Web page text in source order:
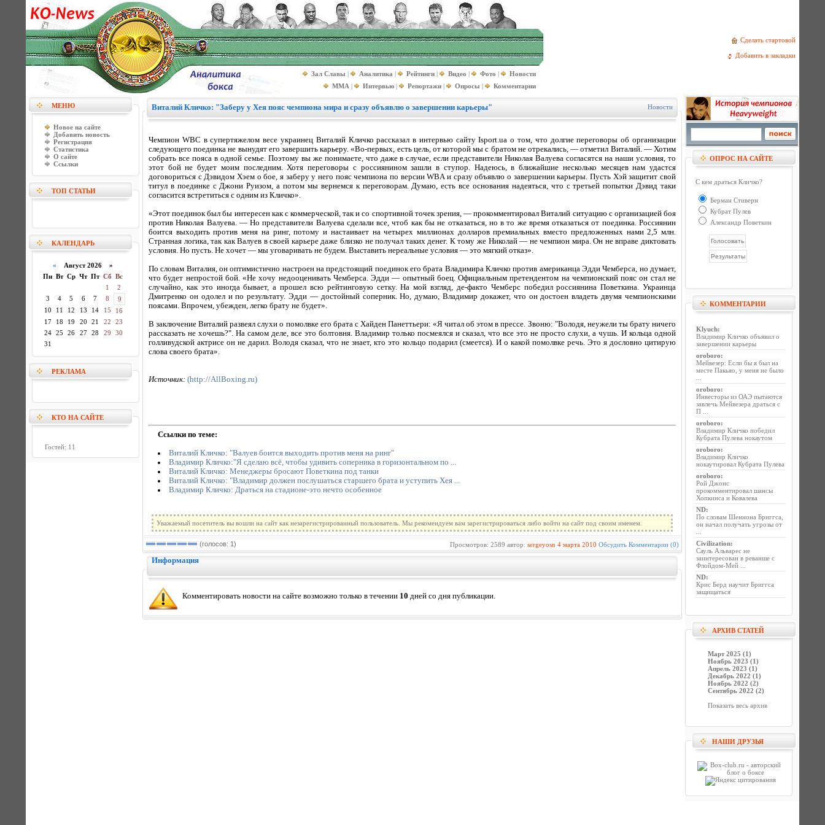
Сделать стартовой
Добавить в закладки
Зал Славы | Аналитика | Рейтинги | Видео | Фото |
Новости
MMA | Интервью | Репортажи | Опросы | Комментарии
МЕНЮ
Новое на сайте
Добавить новость
Регистрация
Статистика
О сайте
Ссылки
ТОП СТАТЬИ
КАЛЕНДАРЬ
« Август 2026 »
Пн Вт Ср Чт Пт Сб Вс
1
2
3
4 5 6 7 8
9
10
11 12 13 14 15
16
17
18 19 20 21 22
23
24
25 26 27 28 29
30
31
РЕКЛАМА
КТО НА САЙТЕ
Гостей: 11
Виталий Кличко: "Заберу у Хея пояс чемпиона мира и сразу объявлю о завершении карьеры" Новости
Чемпион WBC в супертяжелом весе украинец Виталий Кличко рассказал в интервью сайту Isport.ua о том, что долгие переговоры об организации
следующего поединка не вынудят его завершить карьеру. «Во-первых, есть цель, от которой мы с братом не отрекались, — отметил Виталий. — Хотим
собрать все пояса в одной семье. Поэтому вы же понимаете, что даже в случае, если представители Николая Валуева согласятся на наши условия, то
этот бой не будет моим последним. Хотя переговоры с россиянином зашли в ступор. Надеюсь, в ближайшие несколько месяцев нам удастся
договориться с Дэвидом Хэем о бое, я заберу у него пояс чемпиона по версии WBA и сразу объявлю о завершении карьеры. Пусть Хэй защитит свой
титул в поединке с Джони Руизом, а потом мы вернемся к переговорам. Думаю, есть все основания надеяться, что с третьей попытки Дэвид таки
согласится встретиться с одним из Кличко».
«Этот поединок был бы интересен как с коммерческой, так и со спортивной точек зрения, — прокомментировал Виталий ситуацию с организацией боя
против Николая Валуева. — Но представители Валуева сделали все, чтоб как бы не отказаться, но в то же время отказаться от поединка. Россиянин
боится выходить против меня на ринг, потому и настаивает на четырех миллионах долларов премиальных вместо предложенных нами 2,5 млн.
Странная логика, так как Валуев в своей карьере даже близко не получал таких денег. К тому же Николай — не чемпион мира. Он не вправе диктовать
условия. Но пусть. Не хочет — мы уговаривать не будем. Выставить нереальные условия — это мягкий отказ».
По словам Виталия, он оптимистично настроен на предстоящий поединок его брата Владимира Кличко против американца Эдди Чемберса, но думает,
что будет непростой бой. «Не хочу недооценивать Чемберса. Эдди — опытный боец. Официальным претендентом на чемпионский пояс он стал не
случайно, как это иногда бывает, а прошел всю рейтинговую сетку. На мой взгляд, де-факто Чемберс победил россиянина Поветкина. Украинца
Дмитренко он одолел и по результату. Эдди — достойный соперник. Но, думаю, Владимир докажет, что он достоен владеть двумя чемпионскими
поясами. Впрочем, убежден, легко брату не будет».
В заключение Виталий развеял слухи о помолвке его брата с Хайден Панеттьери: «Я читал об этом в прессе. Звоню: "Володя, неужели ты брату ничего
рассказать не хочешь?". На самом деле, все это болтовня. Владимир только посмеялся и сказал, что все это не просто слухи, а чушь. И кольца одной
голливудской актрисе он не дарил. Володя сказал, что не знает, кто это кольцо подарил (смеется). И о какой помолвке речь. Это я дословно цитирую
слова своего брата».
Источник: (http://AllBoxing.ru)
Ссылки по теме:
Виталий Кличко: "Валуев боится выходить против меня на ринг"
Владимир Кличко:"Я сделаю всё, чтобы удивить соперника в горизонтальном по ...
Виталий Кличко: Менеджеры бросают Поветкина под танки
Виталий Кличко: "Владимир должен послушаться старшего брата и уступить Хея ...
Владимир Кличко: Драться на стадионе-это нечто особенное
Уважаемый посетитель вы вошли на сайт как незарегистрированный пользователь. Мы рекомендуем вам зарегистрироваться либо войти на сайт под своим именем.
(голосов: 1) Просмотров: 2589 автор: sergeyosn 4 марта 2010 Обсудить Комментарии (0)
Информация
Комментировать новости на сайте возможно только в течении 10 дней со дня публикации.
ОПРОС НА САЙТЕ
С кем драться Кличко?
Берман Стиверн
Кубрат Пулев
Александр Поветкин
КОММЕНТАРИИ
Klyuch:
Владимир Кличко объявил о
завершении карьеры
oroboro:
Мейвезер: Если бы я был на
месте Пакьяо, у меня не было
oroboro:
Инвесторы из ОАЭ пытаются
завлечь Мейвезера драться с
П ...
oroboro:
Владимир Кличко победил
Кубрата Пулева нокаутом
oroboro:
Владимир Кличко
нокаутировал Кубрата Пулева
oroboro:
Рой Джонс
прокомментировал шансы
Хопкинса и Ковалева
ND:
По словам Шеннона Бриггса,
он начал получать угрозы от
Civilization:
Сауль Альварес не
заинтересован в реванше с
Флойдом-Мей ...
ND:
Крис Берд научит Бриггса
защищаться
АРХИВ СТАТЕЙ
Март 2025 (1)
Ноябрь 2023 (1)
Апрель 2023 (1)
Декабрь 2022 (1)
Ноябрь 2022 (2)
Сентябрь 2022 (2)
Показать весь архив
НАШИ ДРУЗЬЯ